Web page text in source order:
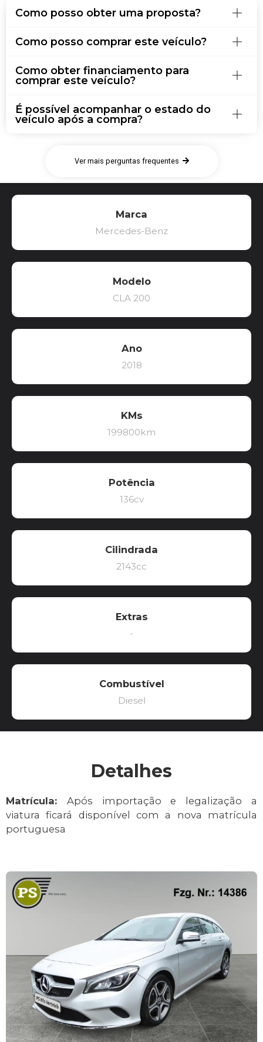
Como posso obter uma proposta?
Como posso comprar este veículo?
Como obter financiamento para
comprar este veículo?
É possível acompanhar o estado do
veículo após a compra?
Ver mais perguntas frequentes
Marca
Mercedes-Benz
Modelo
CLA 200
Ano
2018
KMs
199800km
Potência
136cv
Cilindrada
2143cc
Extras
-
Combustível
Diesel
Detalhes
Matrícula: Após importação e legalização a
viatura ficará disponível com a nova matrícula
portuguesa